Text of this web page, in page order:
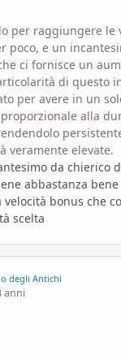
per raggiungere le
poco, e un
ci fornisce un
di questo
per avere in un
alla
veramente elevate.
da chierico
abbastanza
bonus che
scelta
degli Antichi
anni